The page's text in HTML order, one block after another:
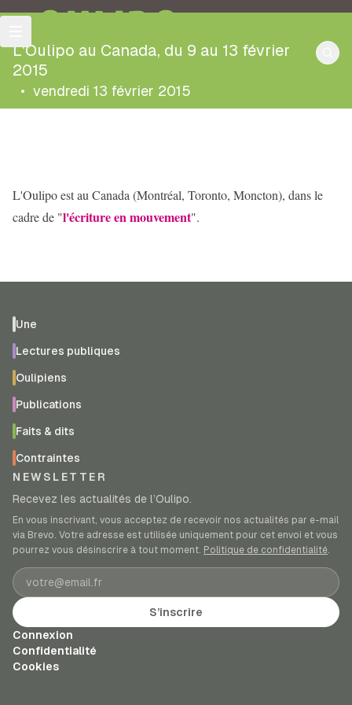
OULIPO
L'Oulipo au Canada, du 9 au 13 février
2015
• vendredi 13 février 2015
L'Oulipo est au Canada (Montréal, Toronto, Moncton), dans le
cadre de "l'écriture en mouvement".
Une
Lectures publiques
Oulipiens
Publications
Faits & dits
Contraintes
NEWSLETTER
Recevez les actualités de l’Oulipo.
En vous inscrivant, vous acceptez de recevoir nos actualités par e-mail
via Brevo. Votre adresse est utilisée uniquement pour cet envoi et vous
pourrez vous désinscrire à tout moment. Politique de confidentialité.
Adresse e-mail
S’inscrire
Connexion
Confidentialité
Cookies